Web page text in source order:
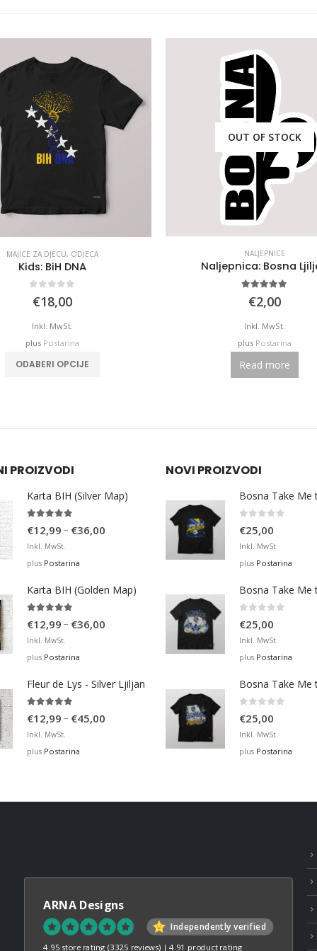
MAJICE ZA DJECU, ODJECA
Kids: BiH DNA
€18,00
Inkl. MwSt.
plus Postarina
ODABERI OPCIJE
OUT OF STOCK
NALJEPNICE
Naljepnica: Bosna
€2,00
Inkl. MwSt.
plus Postarina
Read more
PROIZVODI
Karta BIH (Silver Map)
€12,99 – €36,00
€36,00
Inkl. MwSt.
plus Postarina
Karta BIH (Golden Map)
€12,99 – €36,00
€36,00
Inkl. MwSt.
plus Postarina
Fleur de Lys - Silver Ljiljan
€12,99 – €45,00
Inkl. MwSt.
plus Postarina
NOVI PROIZVODI
€25,00
Inkl. MwSt.
plus Postarina
€25,00
Inkl. MwSt.
plus Postarina
€25,00
Inkl. MwSt.
plus Postarina
ARNA Designs
Independently verified
4.95 store rating (3325 reviews) |4.91 product rating